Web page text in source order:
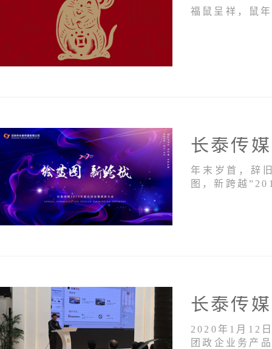
福鼠呈祥，鼠
长泰传
年末岁首，辞
图，新跨越
2020年1月12
团政企业务产